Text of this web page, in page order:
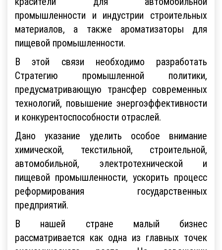
красители для автомобильной
промышленности и индустрии строительных
материалов, а также ароматизаторы для
пищевой промышленности.
В этой связи необходимо разработать
Стратегию промышленной политики,
предусматривающую трансфер современных
технологий, повышение энергоэффективности
и конкурентоспособности отраслей.
Дано указание уделить особое внимание
химической, текстильной, строительной,
автомобильной, электротехнической и
пищевой промышленности, ускорить процесс
реформирования государственных
предприятий.
В нашей стране малый бизнес
рассматривается как одна из главных точек